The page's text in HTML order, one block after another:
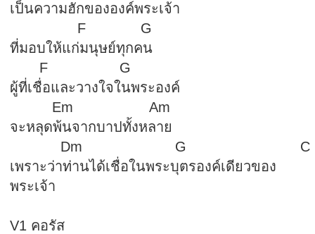
เป็นความฮักขององค์พระเจ้า
F G
ที่มอบให้แก่มนุษย์ทุกคน
F G
ผู้ที่เชื่อและวางใจในพระองค์
Em Am
จะหลุดพ้นจากบาปทั้งหลาย
Dm G C
เพราะว่าท่านได้เชื่อในพระบุตรองค์เดียวของ
พระเจ้า
V1 คอรัส